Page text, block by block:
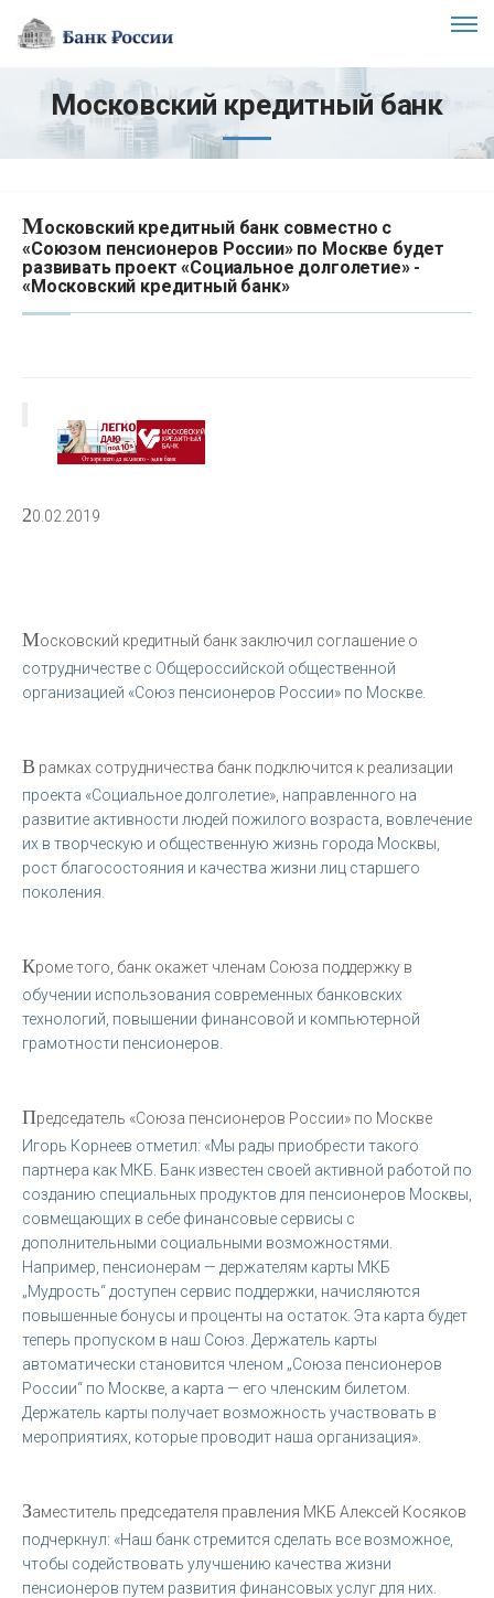
Московский кредитный банк
Московский кредитный банк совместно с
«Союзом пенсионеров России» по Москве будет
развивать проект «Социальное долголетие» -
«Московский кредитный банк»
20.02.2019
Московский кредитный банк заключил соглашение о
сотрудничестве с Общероссийской общественной
организацией «Союз пенсионеров России» по Москве.
В рамках сотрудничества банк подключится к реализации
проекта «Социальное долголетие», направленного на
развитие активности людей пожилого возраста, вовлечение
их в творческую и общественную жизнь города Москвы,
рост благосостояния и качества жизни лиц старшего
поколения.
Кроме того, банк окажет членам Союза поддержку в
обучении использования современных банковских
технологий, повышении финансовой и компьютерной
грамотности пенсионеров.
Председатель «Союза пенсионеров России» по Москве
Игорь Корнеев отметил: «Мы рады приобрести такого
партнера как МКБ. Банк известен своей активной работой по
созданию специальных продуктов для пенсионеров Москвы,
совмещающих в себе финансовые сервисы с
дополнительными социальными возможностями.
Например, пенсионерам — держателям карты МКБ
„Мудрость“ доступен сервис поддержки, начисляются
повышенные бонусы и проценты на остаток. Эта карта будет
теперь пропуском в наш Союз. Держатель карты
автоматически становится членом „Союза пенсионеров
России“ по Москве, а карта — его членским билетом.
Держатель карты получает возможность участвовать в
мероприятиях, которые проводит наша организация».
Заместитель председателя правления МКБ Алексей Косяков
подчеркнул: «Наш банк стремится сделать все возможное,
чтобы содействовать улучшению качества жизни
пенсионеров путем развития финансовых услуг для них.